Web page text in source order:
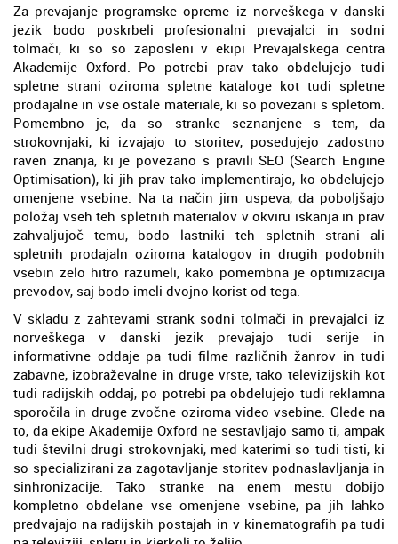
Za prevajanje programske opreme iz norveškega v danski
jezik bodo poskrbeli profesionalni prevajalci in sodni
tolmači, ki so so zaposleni v ekipi Prevajalskega centra
Akademije Oxford. Po potrebi prav tako obdelujejo tudi
spletne strani oziroma spletne kataloge kot tudi spletne
prodajalne in vse ostale materiale, ki so povezani s spletom.
Pomembno je, da so stranke seznanjene s tem, da
strokovnjaki, ki izvajajo to storitev, posedujejo zadostno
raven znanja, ki je povezano s pravili SEO (Search Engine
Optimisation), ki jih prav tako implementirajo, ko obdelujejo
omenjene vsebine. Na ta način jim uspeva, da poboljšajo
položaj vseh teh spletnih materialov v okviru iskanja in prav
zahvaljujoč temu, bodo lastniki teh spletnih strani ali
spletnih prodajaln oziroma katalogov in drugih podobnih
vsebin zelo hitro razumeli, kako pomembna je optimizacija
prevodov, saj bodo imeli dvojno korist od tega.
V skladu z zahtevami strank sodni tolmači in prevajalci iz
norveškega v danski jezik prevajajo tudi serije in
informativne oddaje pa tudi filme različnih žanrov in tudi
zabavne, izobraževalne in druge vrste, tako televizijskih kot
tudi radijskih oddaj, po potrebi pa obdelujejo tudi reklamna
sporočila in druge zvočne oziroma video vsebine. Glede na
to, da ekipe Akademije Oxford ne sestavljajo samo ti, ampak
tudi številni drugi strokovnjaki, med katerimi so tudi tisti, ki
so specializirani za zagotavljanje storitev podnaslavljanja in
sinhronizacije. Tako stranke na enem mestu dobijo
kompletno obdelane vse omenjene vsebine, pa jih lahko
predvajajo na radijskih postajah in v kinematografih pa tudi